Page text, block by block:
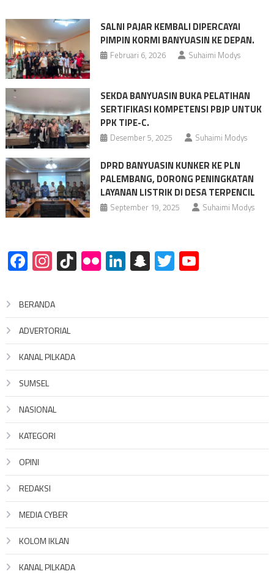
SALNI PAJAR KEMBALI DIPERCAYAI
PIMPIN KORMI BANYUASIN KE DEPAN.
Februari 6, 2026 Suhaimi Modys
SEKDA BANYUASIN BUKA PELATIHAN
SERTIFIKASI KOMPETENSI PBJP UNTUK
PPK TIPE-C.
Desember 5, 2025 Suhaimi Modys
DPRD BANYUASIN KUNKER KE PLN
PALEMBANG, DORONG PENINGKATAN
LAYANAN LISTRIK DI DESA TERPENCIL
September 19, 2025 Suhaimi Modys
Facebook
Instagram
TikTok
FlickrLinkedIn
Snapchat
TwitterYouTube
BERANDA
ADVERTORIAL
KANAL PILKADA
SUMSEL
NASIONAL
KATEGORI
OPINI
REDAKSI
MEDIA CYBER
KOLOM IKLAN
KANAL PILKADA